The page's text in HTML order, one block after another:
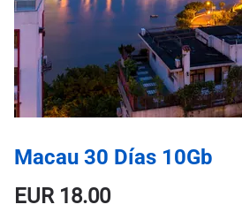
Macau 30 Días 10Gb
EUR18.00